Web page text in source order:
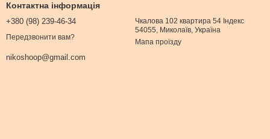
Контактна інформація
+380 (98) 239-46-34
Передзвонити вам?
nikoshoop@gmail.com
Чкалова 102 квартира 54 Індекс
54055, Миколаїв, Україна
Мапа проїзду